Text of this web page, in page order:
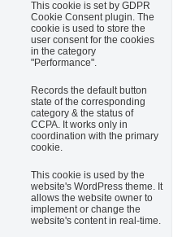
This cookie is set by GDPR
Cookie Consent plugin. The
cookie is used to store the
user consent for the cookies
in the category
"Performance".
Records the default button
state of the corresponding
category & the status of
CCPA. It works only in
coordination with the primary
cookie.
This cookie is used by the
website's WordPress theme. It
allows the website owner to
implement or change the
website's content in real-time.